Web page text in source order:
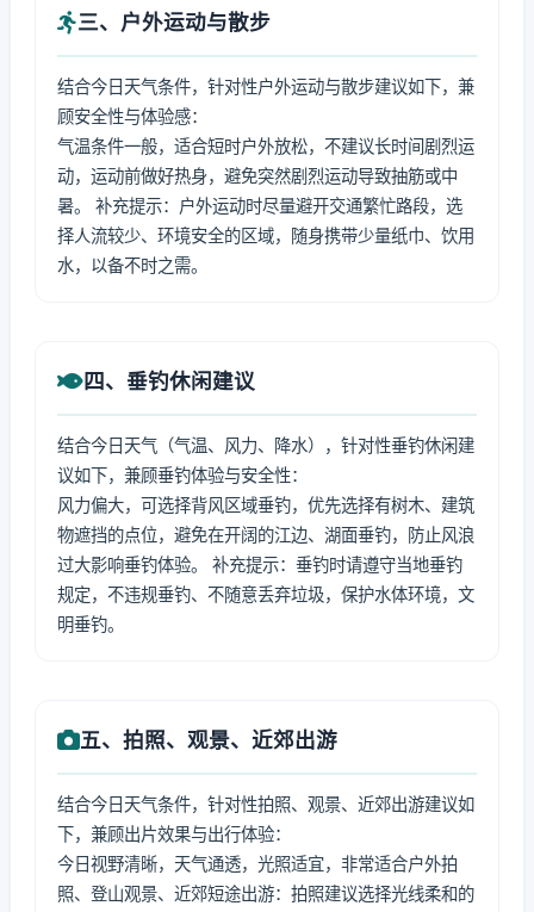
三、户外运动与散步
结合今日天气条件，针对性户外运动与散步建议如下，兼
顾安全性与体验感：
气温条件一般，适合短时户外放松，不建议长时间剧烈运
动，运动前做好热身，避免突然剧烈运动导致抽筋或中
暑。 补充提示：户外运动时尽量避开交通繁忙路段，选
择人流较少、环境安全的区域，随身携带少量纸巾、饮用
水，以备不时之需。
四、垂钓休闲建议
结合今日天气（气温、风力、降水），针对性垂钓休闲建
议如下，兼顾垂钓体验与安全性：
风力偏大，可选择背风区域垂钓，优先选择有树木、建筑
物遮挡的点位，避免在开阔的江边、湖面垂钓，防止风浪
过大影响垂钓体验。 补充提示：垂钓时请遵守当地垂钓
规定，不违规垂钓、不随意丢弃垃圾，保护水体环境，文
明垂钓。
五、拍照、观景、近郊出游
结合今日天气条件，针对性拍照、观景、近郊出游建议如
下，兼顾出片效果与出行体验：
今日视野清晰，天气通透，光照适宜，非常适合户外拍
照、登山观景、近郊短途出游：拍照建议选择光线柔和的